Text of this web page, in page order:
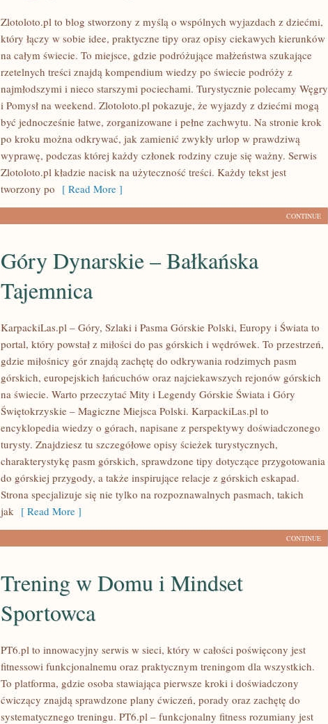
Zlotoloto.pl to blog stworzony z myślą o wspólnych wyjazdach z dziećmi,
który łączy w sobie idee, praktyczne tipy oraz opisy ciekawych kierunków
na całym świecie. To miejsce, gdzie podróżujące małżeństwa szukające
rzetelnych treści znajdą kompendium wiedzy po świecie podróży z
najmłodszymi i nieco starszymi pociechami. Turystycznie polecamy Węgry
i Pomysł na weekend. Zlotoloto.pl pokazuje, że wyjazdy z dziećmi mogą
być jednocześnie łatwe, zorganizowane i pełne zachwytu. Na stronie krok
po kroku można odkrywać, jak zamienić zwykły urlop w prawdziwą
wyprawę, podczas której każdy członek rodziny czuje się ważny. Serwis
Zlotoloto.pl kładzie nacisk na użyteczność treści. Każdy tekst jest
tworzony po [ Read More ]
CONTINUE
Góry Dynarskie – Bałkańska
Tajemnica
KarpackiLas.pl – Góry, Szlaki i Pasma Górskie Polski, Europy i Świata to
portal, który powstał z miłości do pas górskich i wędrówek. To przestrzeń,
gdzie miłośnicy gór znajdą zachętę do odkrywania rodzimych pasm
górskich, europejskich łańcuchów oraz najciekawszych rejonów górskich
na świecie. Warto przeczytać Mity i Legendy Górskie Świata i Góry
Świętokrzyskie – Magiczne Miejsca Polski. KarpackiLas.pl to
encyklopedia wiedzy o górach, napisane z perspektywy doświadczonego
turysty. Znajdziesz tu szczegółowe opisy ścieżek turystycznych,
charakterystykę pasm górskich, sprawdzone tipy dotyczące przygotowania
do górskiej przygody, a także inspirujące relacje z górskich eskapad.
Strona specjalizuje się nie tylko na rozpoznawalnych pasmach, takich
jak [ Read More ]
CONTINUE
Trening w Domu i Mindset
Sportowca
PT6.pl to innowacyjny serwis w sieci, który w całości poświęcony jest
fitnessowi funkcjonalnemu oraz praktycznym treningom dla wszystkich.
To platforma, gdzie osoba stawiająca pierwsze kroki i doświadczony
ćwiczący znajdą sprawdzone plany ćwiczeń, porady oraz zachętę do
systematycznego treningu. PT6.pl – funkcjonalny fitness rozumiany jest